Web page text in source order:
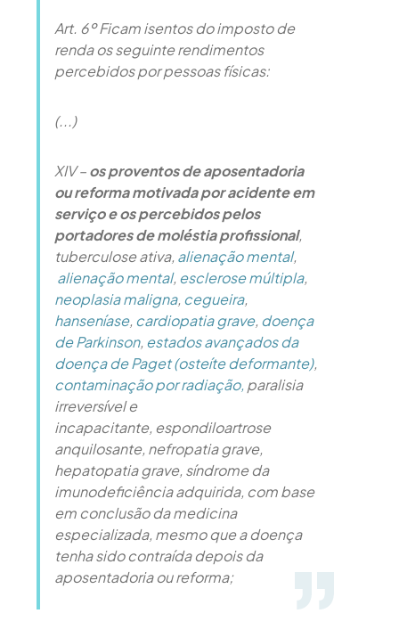
Art. 6º Ficam isentos do imposto de
renda os seguinte rendimentos
percebidos por pessoas físicas:
(...)
XIV –os proventos de aposentadoria
ou reforma motivada por acidente em
serviço e os percebidos pelos
portadores de moléstia profissional,
tuberculose ativa, alienação mental,
alienação mental, esclerose múltipla,
neoplasia maligna, cegueira,
hanseníase, cardiopatia grave, doença
de Parkinson, estados avançados da
doença de Paget (osteíte deformante),
contaminação por radiação,paralisia
irreversível e
incapacitante, espondiloartrose
anquilosante, nefropatia grave,
hepatopatia grave, síndrome da
imunodeficiência adquirida, com base
em conclusão da medicina
especializada, mesmo que a doença
tenha sido contraída depois da
aposentadoria ou reforma;